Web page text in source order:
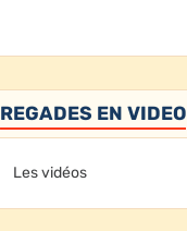
REGADES EN VIDEO
Les vidéos